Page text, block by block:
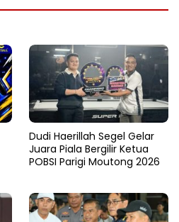
Dudi Haerillah Segel Gelar
Juara Piala Bergilir Ketua
POBSI Parigi Moutong 2026